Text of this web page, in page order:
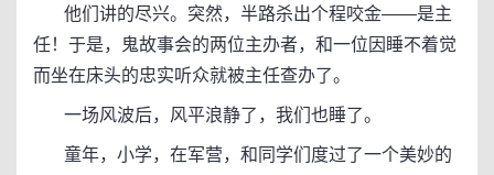
他们讲的尽兴。突然，半路杀出个程咬金——是主
任！于是，鬼故事会的两位主办者，和一位因睡不着觉
而坐在床头的忠实听众就被主任查办了。
一场风波后，风平浪静了，我们也睡了。
童年，小学，在军营，和同学们度过了一个美妙的